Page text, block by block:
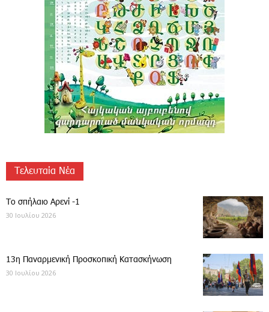
Τελευταία Νέα
Το σπήλαιο Αρενί -1
30 Ιουλίου 2026
13η Παναρμενική Προσκοπική Κατασκήνωση
30 Ιουλίου 2026